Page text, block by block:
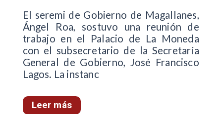
El seremi de Gobierno de Magallanes,
Ángel Roa, sostuvo una reunión de
trabajo en el Palacio de La Moneda
con el subsecretario de la Secretaría
General de Gobierno, José Francisco
Lagos. La instanc
Leer más